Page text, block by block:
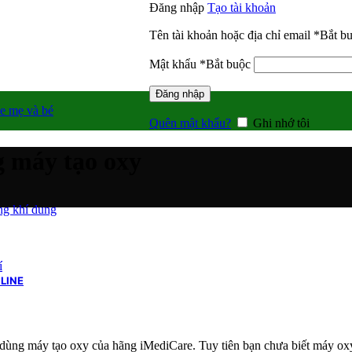
Đăng nhập Tạo tài khoản
Tên tài khoản hoặc địa chỉ email *Bắt
Mật khẩu *Bắt buộc
Đăng nhập
Quên mật khẩu? Ghi nhớ tôi
mẹ và bé
khí dung
tạo oxy
máy tạo oxy của hãng iMediCare. Tuy tiên bạn chưa biết máy